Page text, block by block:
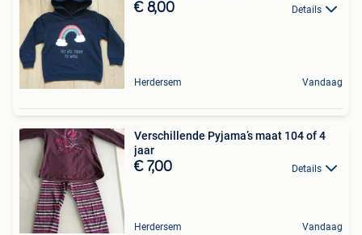
€ 8,00 Details
Herdersem Vandaag
Verschillende Pyjama’s maat 104 of 4
jaar
€ 7,00 Details
Herdersem Vandaag